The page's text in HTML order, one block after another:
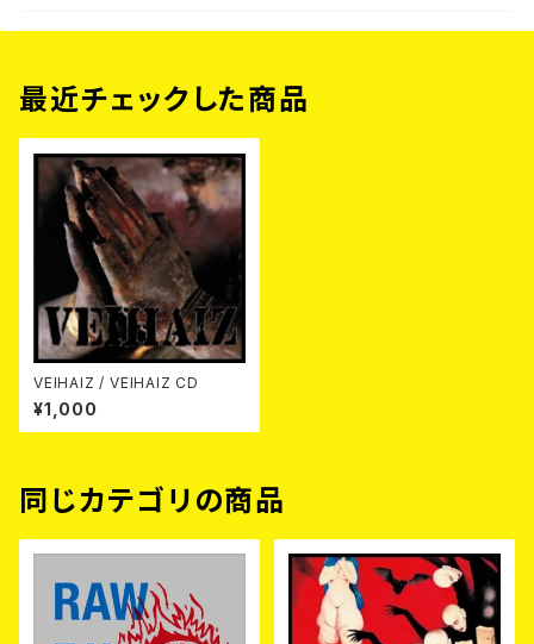
最近チェックした商品
VEIHAIZ / VEIHAIZ CD
¥1,000
同じカテゴリの商品